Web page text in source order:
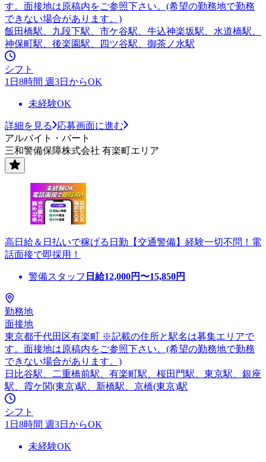
す。面接地は原稿内をご参照下さい。(希望の勤務地で勤務
できない場合があります。)
飯田橋駅、九段下駅、市ケ谷駅、牛込神楽坂駅、水道橋駅、
神保町駅、後楽園駅、四ツ谷駅、御茶ノ水駅
シフト
1日8時間 週3日からOK
未経験OK
詳細を見る
応募画面に進む
アルバイト・パート
三和警備保障株式会社 有楽町エリア
高日給＆日払いで稼げる日勤【交通警備】経験一切不問！電
話面接で即採用！
警備スタッフ 日給12,000円〜15,850円
勤務地
面接地
東京都千代田区有楽町 ※記載の住所と駅名は募集エリアで
す。面接地は原稿内をご参照下さい。(希望の勤務地で勤務
できない場合があります。)
日比谷駅、二重橋前駅、有楽町駅、桜田門駅、東京駅、銀座
駅、霞ケ関(東京)駅、新橋駅、京橋(東京)駅
シフト
1日8時間 週3日からOK
未経験OK